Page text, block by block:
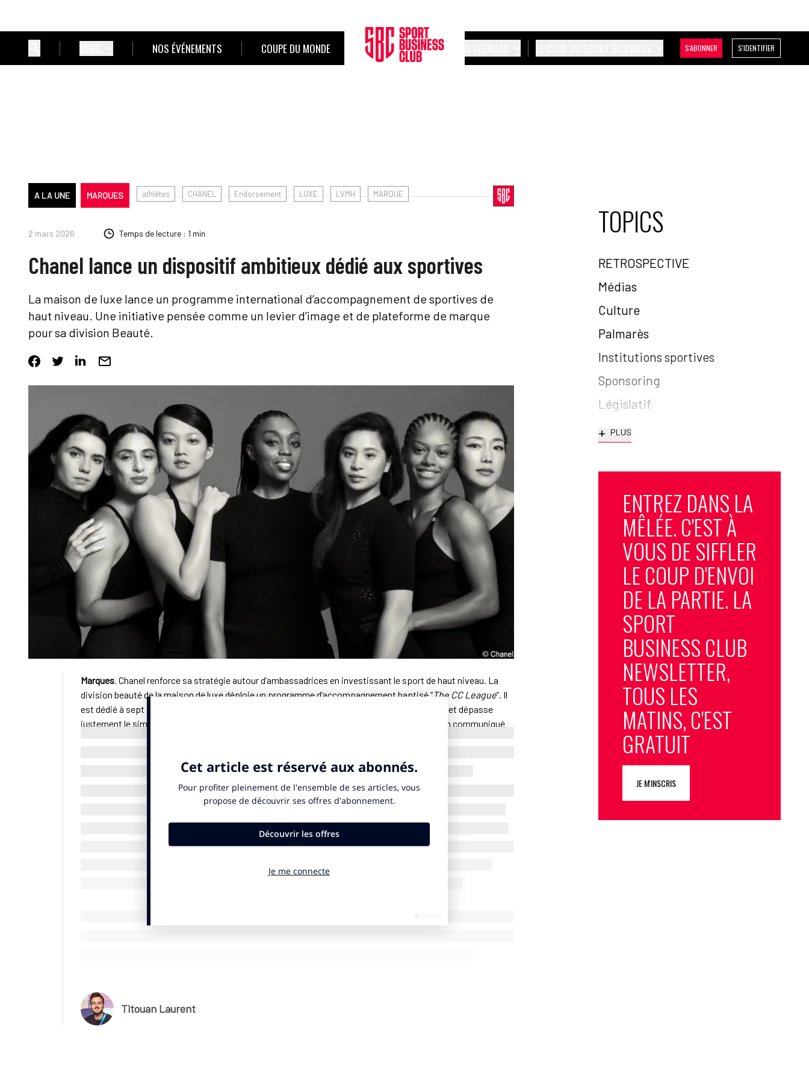
NOS ÉVÉNEMENTS COUPE DU MONDE S'ABONNER S'IDENTIFIER
A LA UNE MARQUES athlètes CHANEL Endorsement LUXE LVMH MARQUE
2 mars 2026 Temps de lecture : 1 min
Chanel lance un dispositif ambitieux dédié aux sportives
La maison de luxe lance un programme international d’accompagnement de sportives de
haut niveau. Une initiative pensée comme un levier d’image et de plateforme de marque
pour sa division Beauté.
Marques. Chanel renforce sa stratégie autour d’ambassadrices en investissant le sport de haut niveau. La
division beauté de la maison de luxe déploie un programme d’accompagnement baptisé “The CC League”. Il
est dédié à sept athlètes internationales. L’initiative s’inscrit dans une logique de long terme et dépasse
justement le simple cadre d’un contrat d’ambassadrice explique l’entreprise française dans un communiqué
Le dispositif s’étend sur deux ans. Il combine mentorat, ateliers exclusifs liés à l’univers Chanel Beauté,
séances de coaching individuel et collectif, ainsi qu’un accès à un réseau de femmes issues de différents
secteurs. Le programme a été élaboré à partir d’une étude menée auprès d’un panel d’athlètes à travers le
Deux françaises sélectionnées
copropriétaire de l’Atlanta Dream, pour assurer le rôle de mentor. Elle accompagne les sportives dans un
Deux françaises figurent dans ce programme : la perchiste française Marie-Julie Bonnin et la para-cycliste
Le marché du luxe s’amourache du sport
L’opération a été orchestrée en partie par l’agence marketing française Nuances Concept nous a-t-il été
Titouan Laurent
TOPICS
RETROSPECTIVE
Médias
Culture
Palmarès
Institutions sportives
Sponsoring
Législatif
+ PLUS
ENTREZ DANS LA
MÊLÉE. C'EST À
VOUS DE SIFFLER
LE COUP D'ENVOI
DE LA PARTIE. LA
SPORT
BUSINESS CLUB
NEWSLETTER,
TOUS LES
MATINS, C'EST
GRATUIT
JE M'INSCRIS